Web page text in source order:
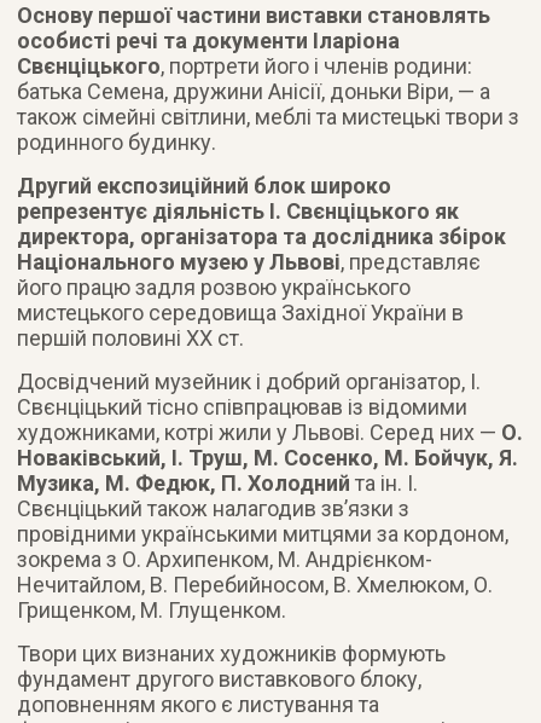
Основу першої частини виставки становлять
особисті речі та документи Іларіона
Свєнціцького, портрети його і членів родини:
батька Семена, дружини Анісії, доньки Віри, — а
також сімейні світлини, меблі та мистецькі твори з
родинного будинку.
Другий експозиційний блок широко
репрезентує діяльність І. Свєнціцького як
директора, організатора та дослідника збірок
Національного музею у Львові, представляє
його працю задля розвою українського
мистецького середовища Західної України в
першій половині ХХ ст.
Досвідчений музейник і добрий організатор, І.
Свєнціцький тісно співпрацював із відомими
художниками, котрі жили у Львові. Серед них — О.
Новаківський, І. Труш, М. Сосенко, М. Бойчук, Я.
Музика, М. Федюк, П. Холодний та ін. І.
Свєнціцький також налагодив зв’язки з
провідними українськими митцями за кордоном,
зокрема з О. Архипенком, М. Андрієнком-
Нечитайлом, В. Перебийносом, В. Хмелюком, О.
Грищенком, М. Глущенком.
Твори цих визнаних художників формують
фундамент другого виставкового блоку,
доповненням якого є листування та